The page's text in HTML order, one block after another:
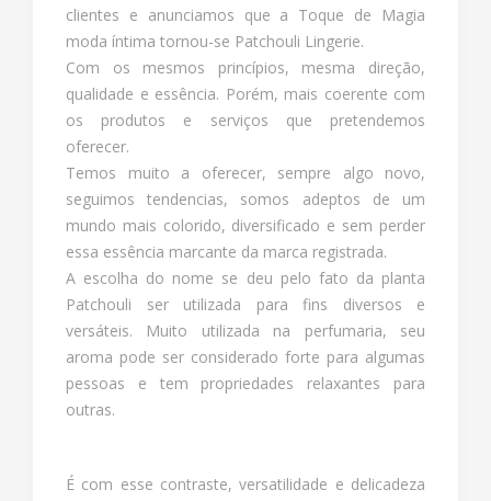
clientes e anunciamos que a Toque de Magia
moda íntima tornou-se Patchouli Lingerie.
Com os mesmos princípios, mesma direção,
qualidade e essência. Porém, mais coerente com
os produtos e serviços que pretendemos
oferecer.
Temos muito a oferecer, sempre algo novo,
seguimos tendencias, somos adeptos de um
mundo mais colorido, diversificado e sem perder
essa essência marcante da marca registrada.
A escolha do nome se deu pelo fato da planta
Patchouli ser utilizada para fins diversos e
versáteis. Muito utilizada na perfumaria, seu
aroma pode ser considerado forte para algumas
pessoas e tem propriedades relaxantes para
outras.
É com esse contraste, versatilidade e delicadeza